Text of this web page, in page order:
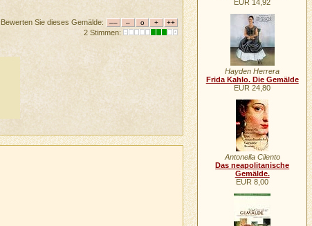
Bewerten Sie dieses Gemälde:
2 Stimmen:
EUR 14,92
Hayden Herrera
Frida Kahlo. Die Gemälde
EUR 24,80
Antonella Cilento
Das neapolitanische
Gemälde.
EUR 8,00